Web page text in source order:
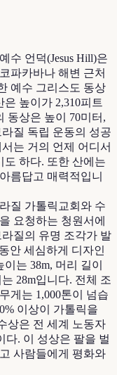
수 언덕(Jesus Hill)은
파카바나 해변 근처
예수 그리스도 동상
높이가 2,310피트
동상은 높이 70미터,
질 독립 운동의 성공
는 거의 언제 어디서
도 하다. 또한 산에는
름답고 매력적입니
질 가톨릭교회와 수
요청하는 청원서에
질의 유명 조각가 발
안 세심하게 디자인
는 38m, 머리 길이
28m입니다. 전체 조
게는 1,000톤이 넘습
이상이 가톨릭을
상은 전 세계 노동자
다. 이 성상은 팔을 벌
사람들에게 평화와